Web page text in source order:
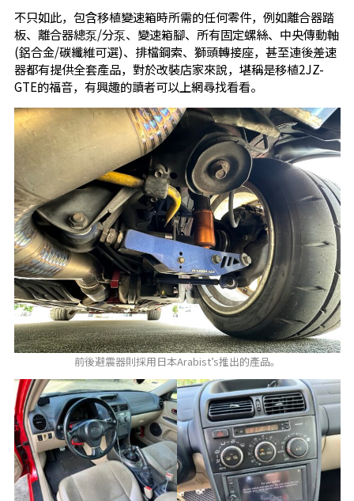
不只如此，包含移植變速箱時所需的任何零件，例如離合器踏
板、離合器總泵/分泵、變速箱腳、所有固定螺絲、中央傳動軸
(鋁合金/碳纖維可選)、排檔鋼索、獅頭轉接座，甚至連後差速
器都有提供全套產品，對於改裝店家來說，堪稱是移植2JZ-
GTE的福音，有興趣的讀者可以上網尋找看看。
前後避震器則採用日本Arabist’s推出的產品。